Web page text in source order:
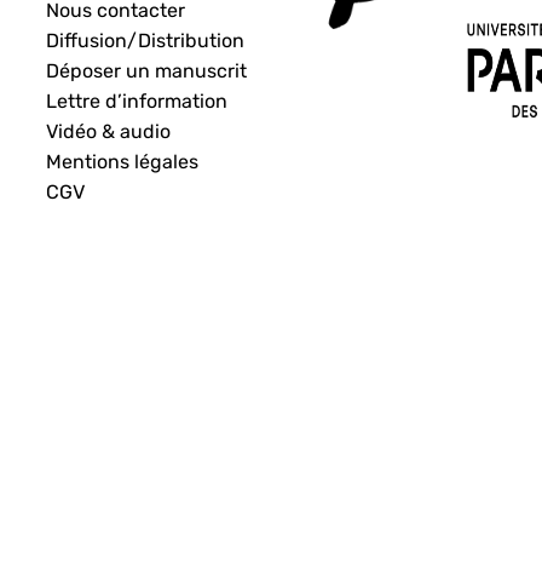
Nous contacter
Diffusion/Distribution
Déposer un manuscrit
Lettre d’information
Vidéo & audio
Mentions légales
CGV